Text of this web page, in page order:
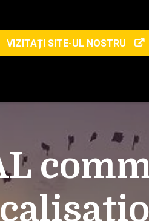
VIZITAȚI SITE-UL NOSTRU